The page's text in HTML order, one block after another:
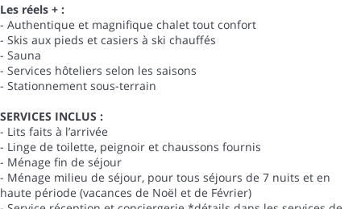
Les réels + :
- Authentique et magnifique chalet tout confort
- Skis aux pieds et casiers à ski chauffés
- Sauna
- Services hôteliers selon les saisons
- Stationnement sous-terrain
SERVICES INCLUS :
- Lits faits à l’arrivée
- Linge de toilette, peignoir et chaussons fournis
- Ménage fin de séjour
- Ménage milieu de séjour, pour tous séjours de 7 nuits et en
haute période (vacances de Noël et de Février)